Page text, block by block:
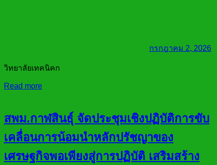
กรกฎาคม 2, 2026
วิทยาลัยเทคนิคก
Read more
สพม.กาฬสินธุ์ จัดประชุมเชิงปฏิบัติการขับ
เคลื่อนการน้อมนำหลักปรัชญาของ
เศรษฐกิจพอเพียงสู่การปฏิบัติ เสริมสร้าง